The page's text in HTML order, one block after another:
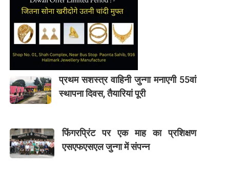
प्रथम सशस्त्र वाहिनी जुन्गा मनाएगी 55वां
स्थापना दिवस, तैयारियां पूरी
फिंगरप्रिंट पर एक माह का प्रशिक्षण
एसएफएसएल जुन्गा में संपन्न